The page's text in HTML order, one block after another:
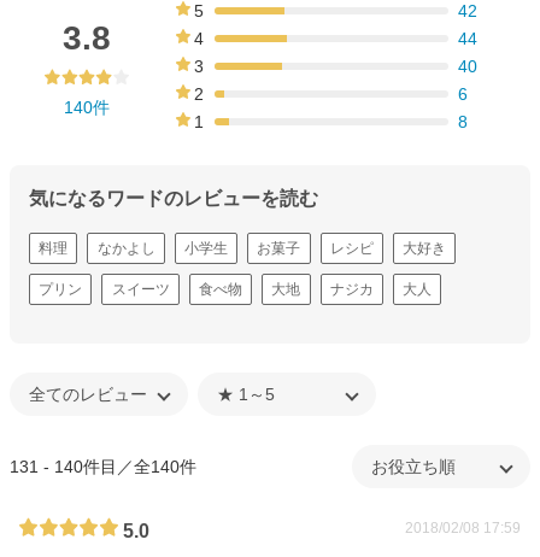
3.8
140件
5
42
4
44
3
40
2
6
1
8
気になるワードのレビューを読む
料理 なかよし 小学生 お菓子 レシピ 大好き
プリン スイーツ 食べ物 大地 ナジカ 大人
131 - 140件目／全140件
5.0 2018/02/08 17:59